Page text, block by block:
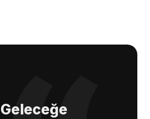
Geleceğe